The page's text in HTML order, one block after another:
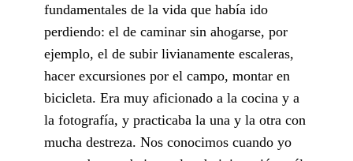
fundamentales de la vida que había ido
perdiendo: el de caminar sin ahogarse, por
ejemplo, el de subir livianamente escaleras,
hacer excursiones por el campo, montar en
bicicleta. Era muy aficionado a la cocina y a
la fotografía, y practicaba la una y la otra con
mucha destreza. Nos conocimos cuando yo